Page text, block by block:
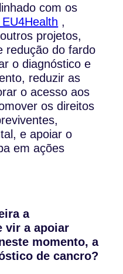
com os
,
projetos,
redução do fardo
o diagnóstico e
reduzir as
o acesso aos
os direitos
e apoiar o
em ações
a
vir a apoiar
momento, a
de cancro?